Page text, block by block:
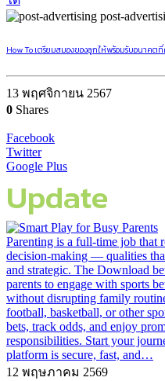
post-
How To เตรียมสมองของลูกให้พร้อมรับอนาคตที่
13 พฤศจิกายน 2567
0 Shares
Facebook
Twitter
Google Plus
Update
Parenting is a full-time job that
decision-making — qualities
and strategic. The Download
parents to engage with sports
without disrupting family
football, basketball, or other
bets, track odds, and enjoy
responsibilities. Start your
platform is secure, fast, and…
12 พฤษภาคม 2569